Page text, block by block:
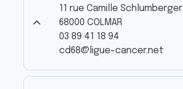
11 rue Camille Schlumberger
68000 COLMAR
03 89 41 18 94
cd68@ligue-cancer.net